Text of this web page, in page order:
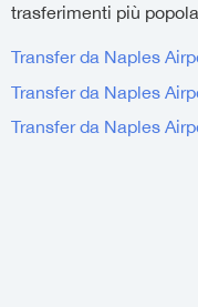
trasferimenti più
Transfer da Naples
Transfer da Naples
Transfer da Naples